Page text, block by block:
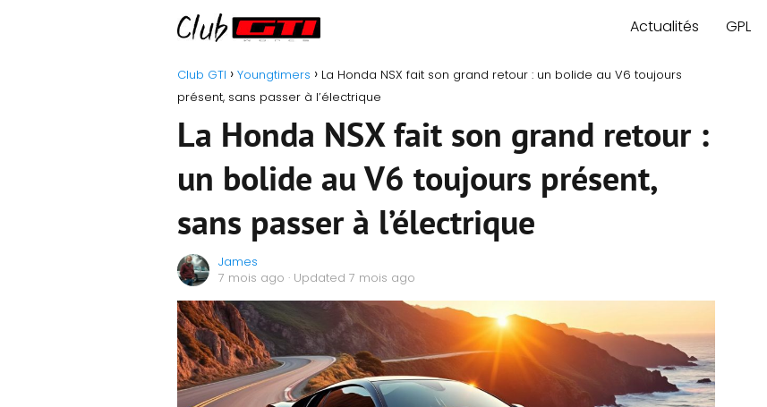
Actualités GPL
Club GTI Youngtimers
La Honda NSX fait son grand retour : un bolide au V6 toujours
présent, sans passer à l’électrique
La Honda NSX fait son grand retour :
un bolide au V6 toujours présent,
sans passer à l’électrique
James
7 mois ago · Updated 7 mois ago